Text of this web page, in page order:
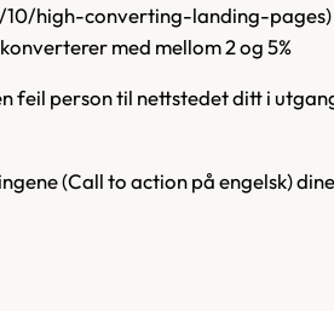
high-converting-landing-pages)
med mellom 2 og 5%
person til nettstedet ditt i
(Call to action på engelsk)